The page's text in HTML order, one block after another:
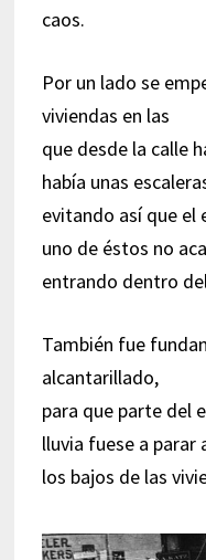
caos.
Por un lado se
viviendas en las
que desde la calle
había unas
evitando así que
uno de éstos no
entrando dentro
También fue
alcantarillado,
para que parte del
lluvia fuese a parar
los bajos de las